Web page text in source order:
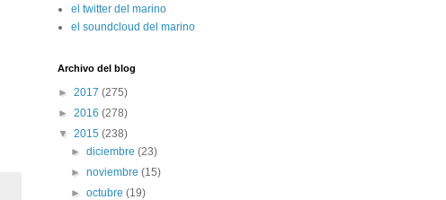
el twitter del marino
el soundcloud del marino
Archivo del blog
► 2017 (275)
► 2016 (278)
▼ 2015 (238)
►diciembre(23)
►noviembre(15)
►octubre(19)